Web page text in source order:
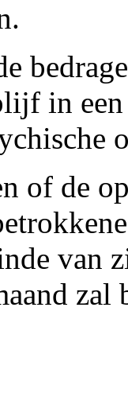
in
of de
van